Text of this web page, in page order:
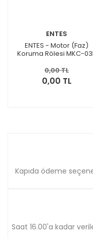
ENTES
ENTES - Motor (Faz)
Koruma Rölesi MKC-
0,00 TL
0,00 TL
Kapıda ödeme
Saat 16.00'a kadar